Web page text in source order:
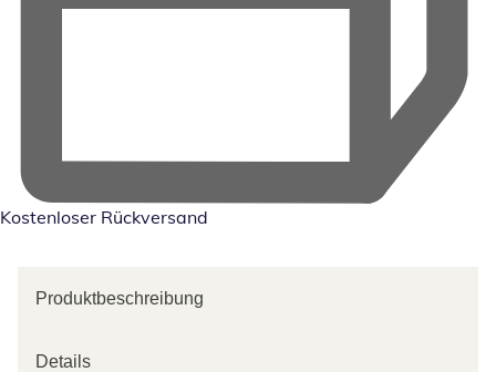
Kostenloser Rückversand
Produktbeschreibung
Details